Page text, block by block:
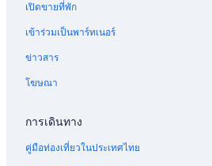
เปิดขายที่พัก
เข้าร่วมเป็นพาร์ทเนอร์
ข่าวสาร
โฆษณา
การเดินทาง
คู่มือท่องเที่ยวในประเทศไทย